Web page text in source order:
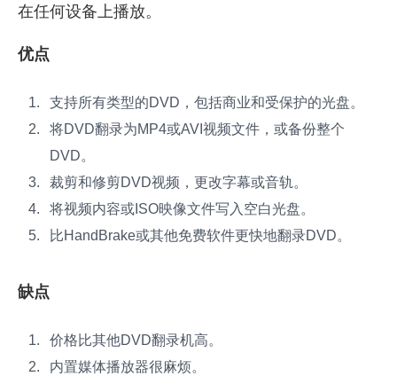
在任何设备上播放。
优点
支持所有类型的DVD，包括商业和受保护的光盘。
将DVD翻录为MP4或AVI视频文件，或备份整个
DVD。
裁剪和修剪DVD视频，更改字幕或音轨。
将视频内容或ISO映像文件写入空白光盘。
比HandBrake或其他免费软件更快地翻录DVD。
缺点
价格比其他DVD翻录机高。
内置媒体播放器很麻烦。